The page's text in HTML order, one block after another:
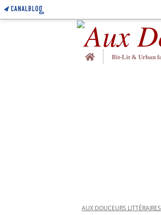
Home
AUX DOUCEURS LITTÉRAIRES